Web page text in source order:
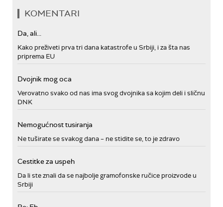
KOMENTARI
Da, ali...
Kako preživeti prva tri dana katastrofe u Srbiji, i za šta nas
priprema EU
Dvojnik mog oca
Verovatno svako od nas ima svog dvojnika sa kojim deli i sličnu
DNK
Nemogućnost tusiranja
Ne tuširate se svakog dana – ne stidite se, to je zdravo
Cestitke za uspeh
Da li ste znali da se najbolje gramofonske ručice proizvode u
Srbiji